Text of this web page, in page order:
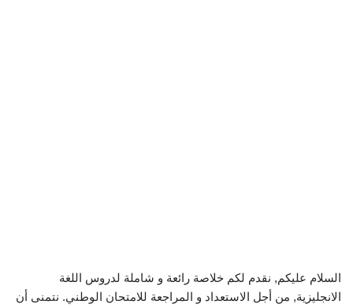
السلام عليكم, نقدم لكم خلاصة رائعة و شاملة لدروس اللغة
الانجليزية, من أجل الاستعداد و المراجعة للامتحان الوطني. نتمنى أن